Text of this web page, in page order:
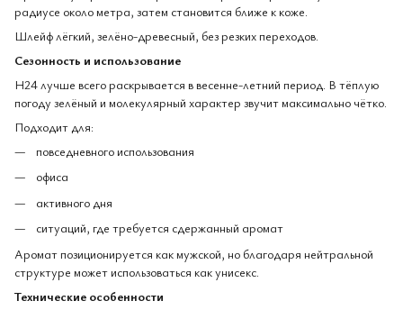
радиусе около метра, затем становится ближе к коже.
Шлейф лёгкий, зелёно-древесный, без резких переходов.
Сезонность и использование
H24 лучше всего раскрывается в весенне-летний период. В тёплую
погоду зелёный и молекулярный характер звучит максимально чётко.
Подходит для:
повседневного использования
офиса
активного дня
ситуаций, где требуется сдержанный аромат
Аромат позиционируется как мужской, но благодаря нейтральной
структуре может использоваться как унисекс.
Технические особенности